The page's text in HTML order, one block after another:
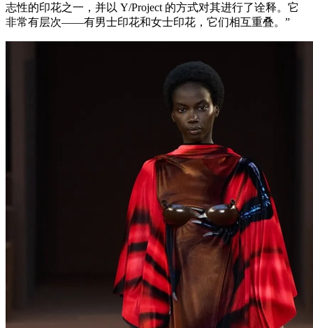
志性的印花之一，并以 Y/Project 的方式对其进行了诠释。它
非常有层次——有男士印花和女士印花，它们相互重叠。”